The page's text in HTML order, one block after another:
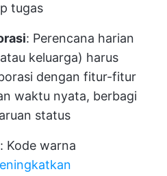
tugas
: Perencana harian
keluarga) harus
dengan fitur-fitur
waktu nyata, berbagi
status
: Kode warna